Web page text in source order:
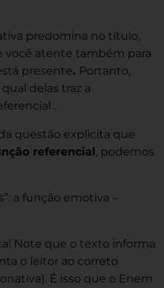
predomina no título,
você atente também para
presente. Portanto,
delas traz a
.
questão explicita que
referencial, podemos
a função emotiva –
Note que o texto informa
o leitor ao correto
É isso que o Enem